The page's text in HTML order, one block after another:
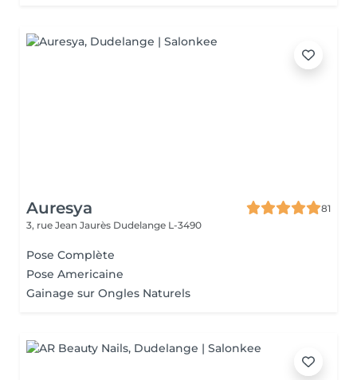
Auresya
81
3, rue Jean Jaurès Dudelange L-3490
Pose Complète
Pose Americaine
Gainage sur Ongles Naturels